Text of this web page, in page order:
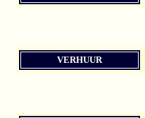
VERHUUR